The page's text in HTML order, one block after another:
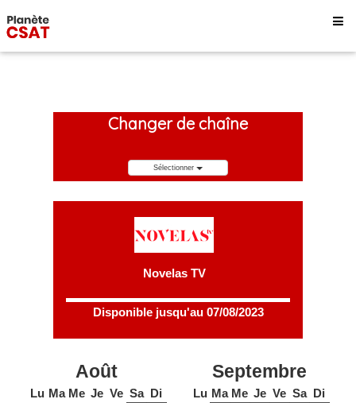
Changer de chaîne
Sélectionner
Novelas TV
Disponible jusqu'au 07/08/2023
Août
Lu Ma Me Je Ve Sa Di
Septembre
Lu Ma Me Je Ve Sa Di